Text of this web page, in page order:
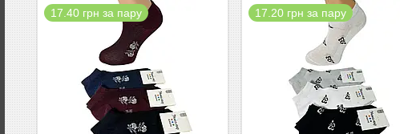
17.40 грн за пару 17.20 грн за пару